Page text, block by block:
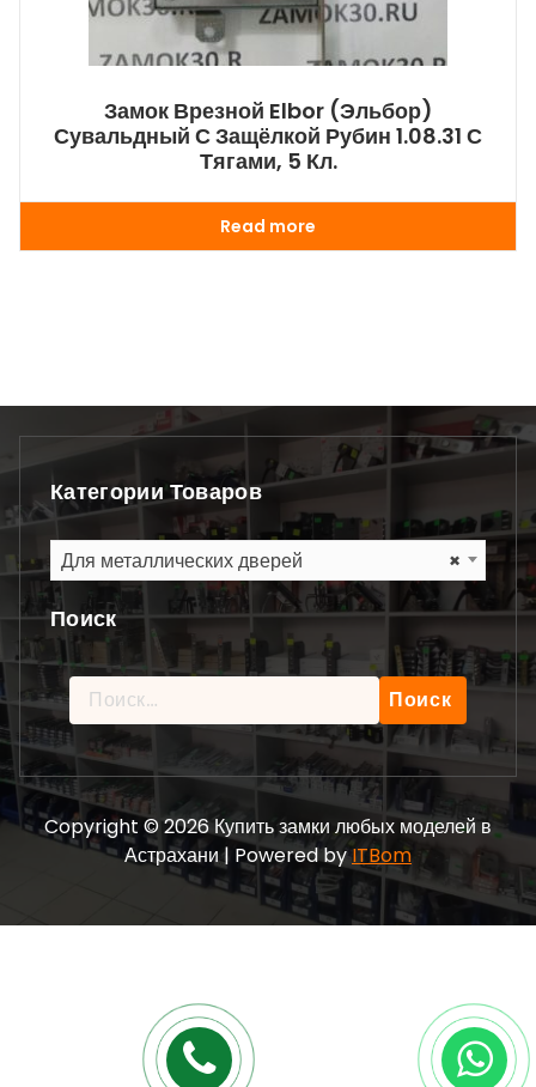
Замок Врезной Elbor (Эльбор)
Сувальдный С Защёлкой Рубин 1.08.31 С
Тягами, 5 Кл.
Read more
Категории Товаров
×
Для металлических дверей
Поиск
Найти:
Copyright © 2026 Купить замки любых моделей в
Астрахани | Powered byITBom